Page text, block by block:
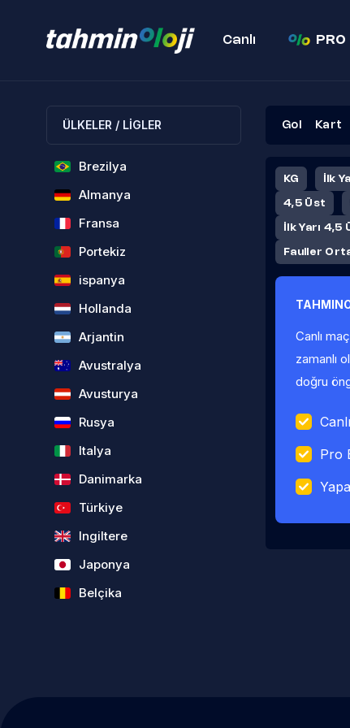
Canlı PRO
ÜLKELER / LİGLER
Brezilya
Almanya
Fransa
Portekiz
ispanya
Hollanda
Arjantin
Avustralya
Avusturya
Rusya
Italya
Danimarka
Türkiye
Ingiltere
Japonya
Belçika
Gol Kart
KG İlk
4,5 Üst
İlk Yarı 4,5
Fauller
Canlı
zamanlı
doğru
Pro